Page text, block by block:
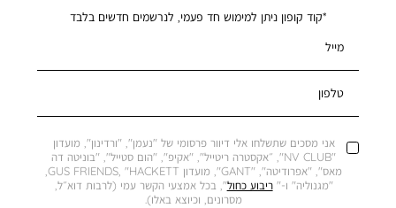
*קוד קופון ניתן למימוש חד פעמי, לנרשמים חדשים בלבד
מייל
טלפון
אני מסכים שתשלחו אלי דיוור פרסומי של "נעמן", "ורדינון", מועדון
"NV CLUB", ״אקסטרה ריטייל", "אקיפ", "הום סטייל", "בוניטה דה
מאס", "אפרודיטה", "GANT", מועדון GUS FRIENDS, "HACKETT,
"מגנוליה" ו-" ריבוע כחול", בכל אמצעי הקשר עמי (לרבות דוא״ל,
מסרונים, וכיוצא באלו).